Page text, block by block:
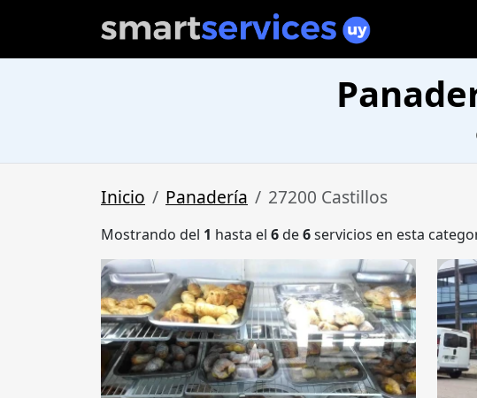
Inicio Panadería 27200 Castillos
Mostrando del 1 hasta el 6de6servicios en esta